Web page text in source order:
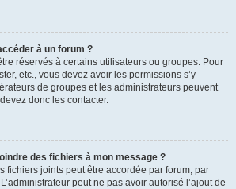
à un forum ?
réservés à certains utilisateurs ou groupes. Pour
etc., vous devez avoir les permissions s’y
de groupes et les administrateurs peuvent
donc les contacter.
des fichiers à mon message ?
fichiers joints peut être accordée par forum, par
peut ne pas avoir autorisé l’ajout de